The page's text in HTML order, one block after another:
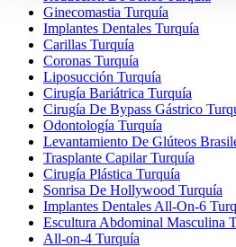
Ginecomastia Turquía
Implantes Dentales Turquía
Carillas Turquía
Coronas Turquía
Liposucción Turquía
Cirugía Bariátrica Turquía
Cirugía De Bypass Gástrico
Odontología Turquía
Levantamiento De Glúteos
Trasplante Capilar Turquía
Cirugía Plástica Turquía
Sonrisa De Hollywood Turquía
Implantes Dentales All-On-6
Escultura Abdominal Masculina
All-on-4 Turquía